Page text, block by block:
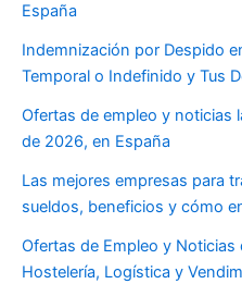
España
Indemnización por Despido
Temporal o Indefinido y Tus
Ofertas de empleo y noticias
de 2026, en España
Las mejores empresas para
sueldos, beneficios y cómo
Ofertas de Empleo y
Hostelería, Logística y